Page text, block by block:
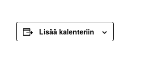
Lisää kalenteriin